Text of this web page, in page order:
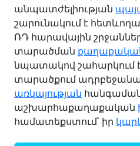
անպատժելիության
շարունակում է
ՌԴ հարավային
տարածման
նպատակով շահարկում
տարածքում
առկայության
աշխարհաքաղաքական
համատեքստում՝ իր